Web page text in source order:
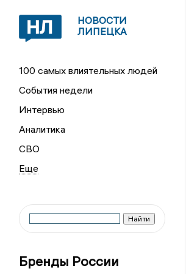
НОВОСТИ
ЛИПЕЦКА
100 самых влиятельных людей
События недели
Интервью
Аналитика
СВО
Бренды России